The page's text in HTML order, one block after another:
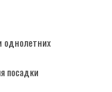
однолетних
посадки